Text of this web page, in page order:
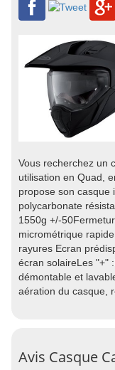
Vous recherchez un
utilisation en Quad,
propose son casque
polycarbonate
1550g +/-
micrométrique
rayures Ecran
écran solaireLes "+"
démontable et
aération du casque,
Avis Casque